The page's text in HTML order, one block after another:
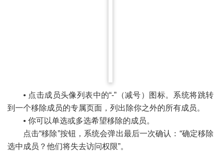
• 点击成员头像列表中的“-”（减号）图标。系统将跳转
到一个移除成员的专属页面，列出除你之外的所有成员。
• 你可以单选或多选希望移除的成员。
点击“移除”按钮，系统会弹出最后一次确认：“确定移除
选中成员？他们将失去访问权限”。